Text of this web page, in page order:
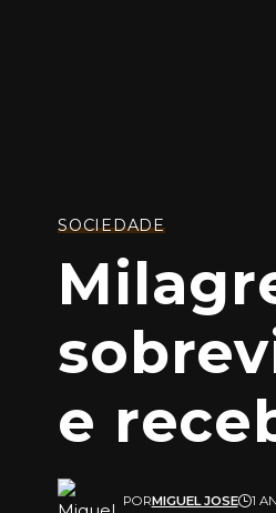
SOCIEDADE
e
PORMIGUEL JOSE 1